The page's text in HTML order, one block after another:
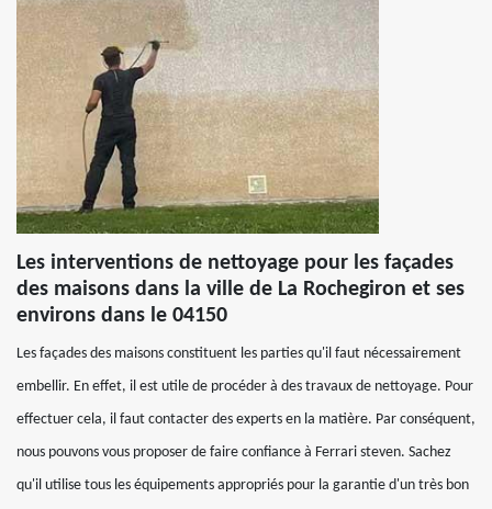
Les interventions de nettoyage pour les façades
des maisons dans la ville de La Rochegiron et ses
environs dans le 04150
Les façades des maisons constituent les parties qu'il faut nécessairement
embellir. En effet, il est utile de procéder à des travaux de nettoyage. Pour
effectuer cela, il faut contacter des experts en la matière. Par conséquent,
nous pouvons vous proposer de faire confiance à Ferrari steven. Sachez
qu'il utilise tous les équipements appropriés pour la garantie d'un très bon